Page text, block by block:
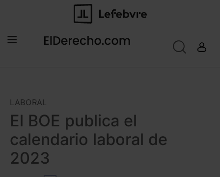
LABORAL
El BOE publica el
calendario laboral de
2023